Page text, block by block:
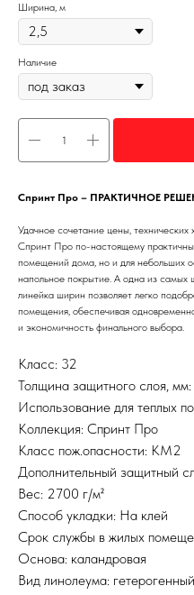
Ширина, м
Наличие
Спринт Про – ПРАКТИЧНОЕ
Удачное сочетание цены,
Спринт Про по-настоящему
помещений дома, но и для небольших
напольное покрытие. А одна из самых
линейка ширин позволяет легко
помещения, обеспечивая
и экономичность финального выбора.
Класс: 32
Толщина защитного слоя,
Использование для теплых
Коллекция: Спринт Про
Класс пож.опасности: КМ2
Дополнительный защитный
Вес: 2700 г/м²
Способ укладки: На клей
Срок службы в жилых
Основа: каландровая
Вид линолеума: гетерогенный